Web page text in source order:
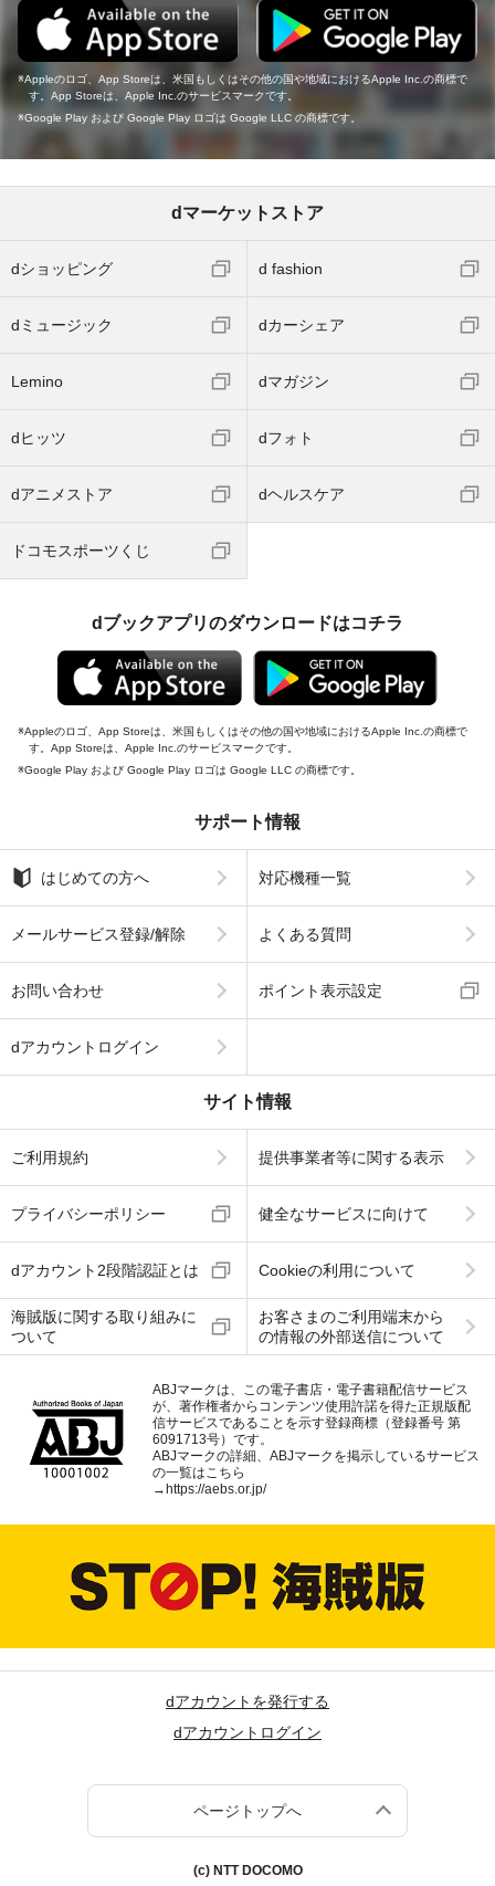
Appleのロゴ、App Storeは、米国もしくはその他の国や地域におけるApple Inc.の商標で
す。App Storeは、Apple Inc.のサービスマークです。
Google Play および Google Play ロゴは Google LLC の商標です。
dマーケットストア
dショッピング d fashion
dミュージック dカーシェア
Lemino dマガジン
dヒッツ dフォト
dアニメストア dヘルスケア
ドコモスポーツくじ
dブックアプリのダウンロードはコチラ
Appleのロゴ、App Storeは、米国もしくはその他の国や地域におけるApple Inc.の商標で
す。App Storeは、Apple Inc.のサービスマークです。
Google Play および Google Play ロゴは Google LLC の商標です。
サポート情報
はじめての方へ 対応機種一覧
メールサービス登録/解除 よくある質問
お問い合わせ ポイント表示設定
dアカウントログイン
サイト情報
ご利用規約 提供事業者等に関する表示
プライバシーポリシー 健全なサービスに向けて
dアカウント2段階認証とは Cookieの利用について
海賊版に関する取り組みに
ついて
お客さまのご利用端末から
の情報の外部送信について
ABJマークは、この電子書店・電子書籍配信サービス
が、著作権者からコンテンツ使用許諾を得た正規版配
信サービスであることを示す登録商標（登録番号 第
6091713号）です。
ABJマークの詳細、ABJマークを掲示しているサービス
の一覧はこちら
→https://aebs.or.jp/
dアカウントを発行する
dアカウントログイン
ページトップへ
(c) NTT DOCOMO